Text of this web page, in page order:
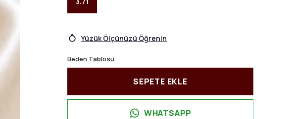
Yüzük Ölçünüzü Öğrenin
Beden Tablosu
SEPETE EKLE
WHATSAPP